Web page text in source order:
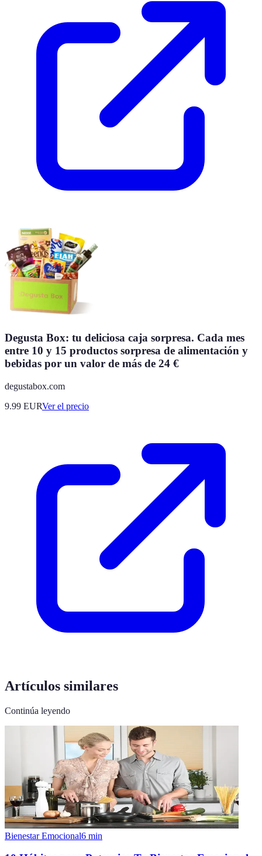
Degusta Box: tu deliciosa caja sorpresa. Cada mes
entre 10 y 15 productos sorpresa de alimentación y
bebidas por un valor de más de 24 €
degustabox.com
9.99 EURVer el precio
Artículos similares
Continúa leyendo
Bienestar Emocional6 min